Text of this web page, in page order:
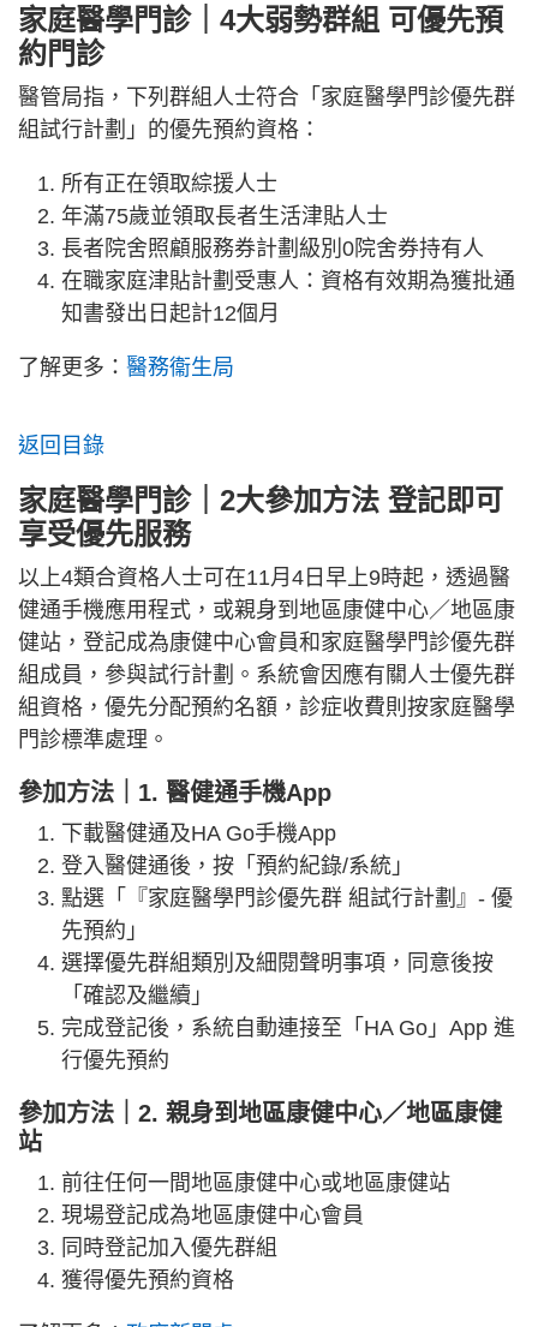
家庭醫學門診｜ 4大弱勢群組 可優先預
約門診
醫管局指，下列群組人士符合「家庭醫學門診優先群
組試行計劃」的優先預約資格：
所有正在領取綜援人士
年滿75歲並領取長者生活津貼人士
長者院舍照顧服務券計劃級別0院舍券持有人
在職家庭津貼計劃受惠人：資格有效期為獲批通
知書發出日起計12個月
了解更多： 醫務衞生局
返回目錄
家庭醫學門診｜2大參加方法 登記即可
享受優先服務
以上4類合資格人士可在11月4日早上9時起，透過醫
健通手機應用程式，或親身到地區康健中心／地區康
健站，登記成為康健中心會員和家庭醫學門診優先群
組成員，參與試行計劃。系統會因應有關人士優先群
組資格，優先分配預約名額，診症收費則按家庭醫學
門診標準處理。
參加方法｜1. 醫健通手機App
下載醫健通及HA Go手機App
登入醫健通後，按「預約紀錄/系統」
點選「『家庭醫學門診優先群 組試行計劃』- 優
先預約」
選擇優先群組類別及細閱聲明事項，同意後按
「確認及繼續」
完成登記後，系統自動連接至「HA Go」App 進
行優先預約
參加方法｜2. 親身到地區康健中心／地區康健
站
前往任何一間地區康健中心或地區康健站
現場登記成為地區康健中心會員
同時登記加入優先群組
獲得優先預約資格